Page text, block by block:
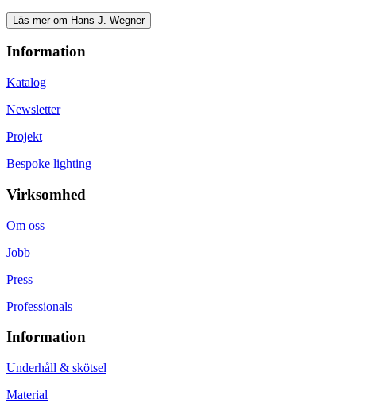
Läs mer om Hans J. Wegner
Information
Katalog
Newsletter
Projekt
Bespoke lighting
Virksomhed
Om oss
Jobb
Press
Professionals
Information
Underhåll & skötsel
Material